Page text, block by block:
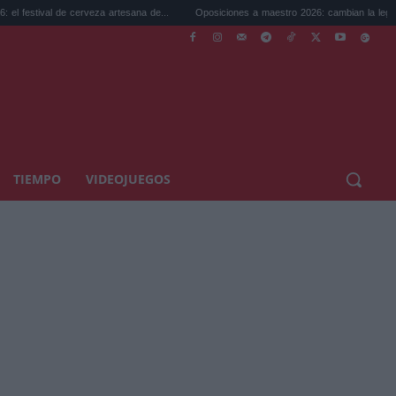
cerveza artesana de... Oposiciones a maestro 2026: cambian la legislación...
TIEMPO VIDEOJUEGOS